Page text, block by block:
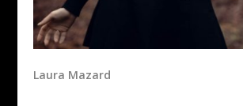
Laura Mazard